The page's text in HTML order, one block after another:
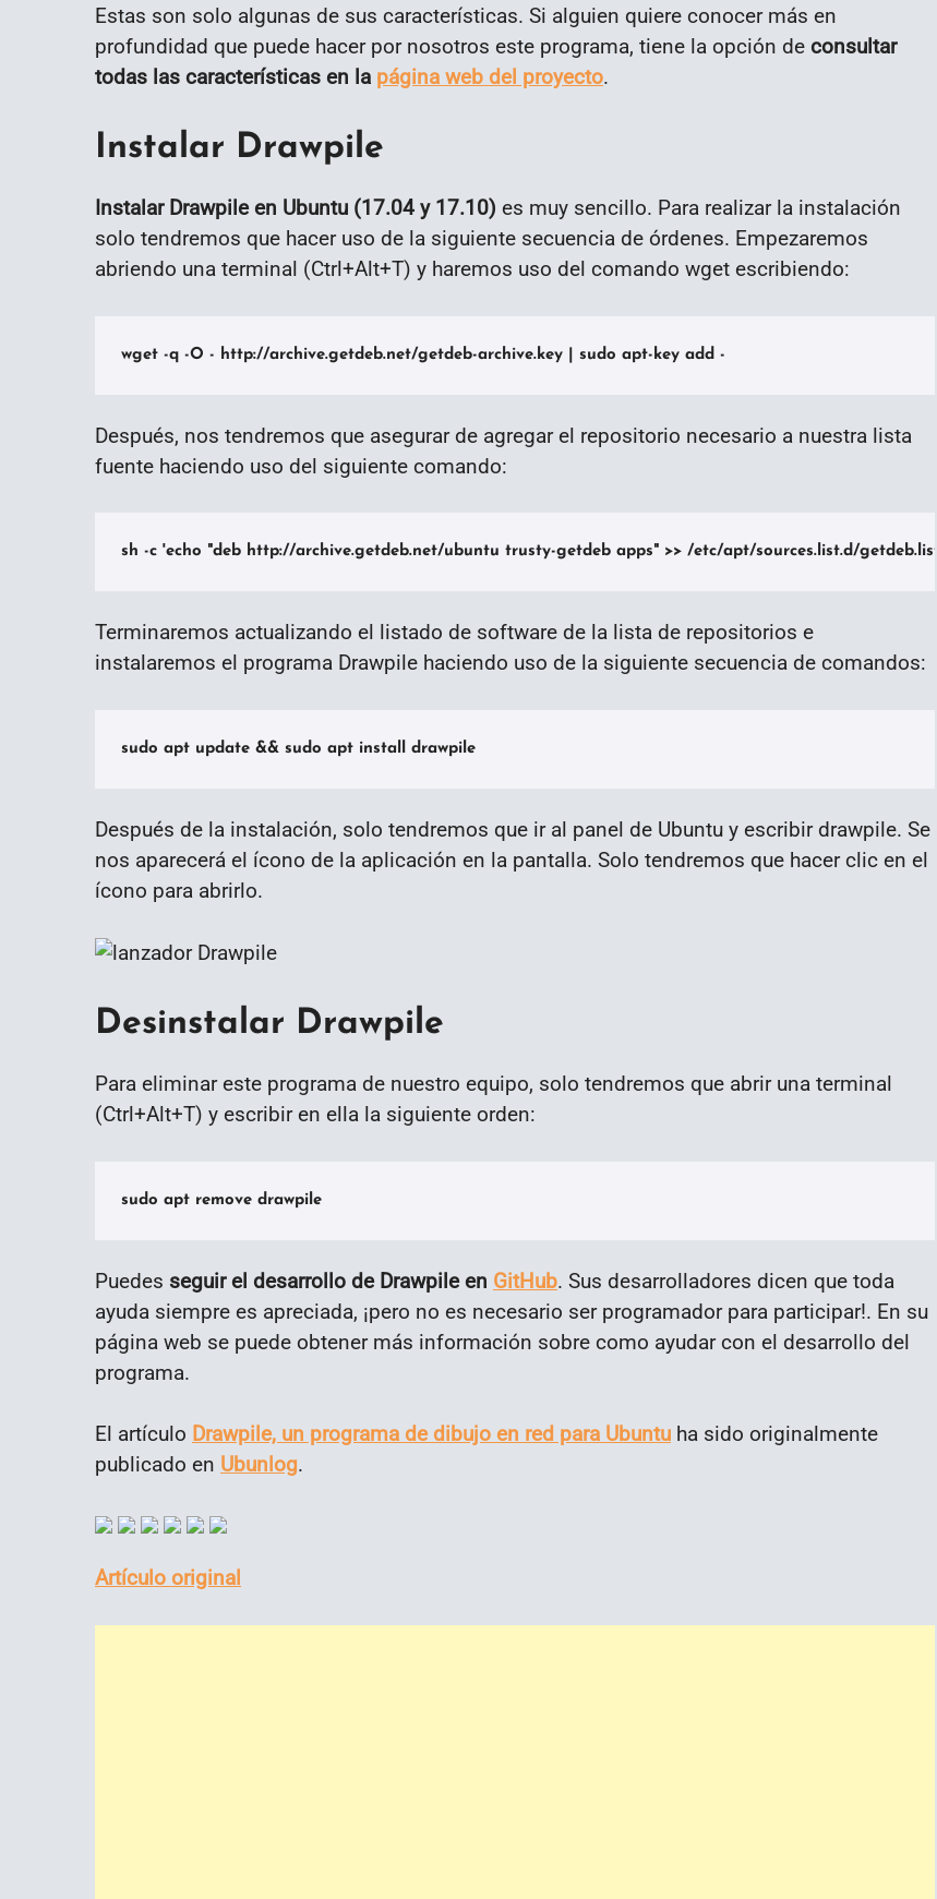
Estas son solo algunas de sus características. Si alguien quiere conocer más en
profundidad que puede hacer por nosotros este programa, tiene la opción de consultar
todas las características en la página web del proyecto.
Instalar Drawpile
Instalar Drawpile en Ubuntu (17.04 y 17.10) es muy sencillo. Para realizar la instalación
solo tendremos que hacer uso de la siguiente secuencia de órdenes. Empezaremos
abriendo una terminal (Ctrl+Alt+T) y haremos uso del comando wget escribiendo:
wget -q -O - http://archive.getdeb.net/getdeb-archive.key | sudo apt-key add -
Después, nos tendremos que asegurar de agregar el repositorio necesario a nuestra lista
fuente haciendo uso del siguiente comando:
sh -c 'echo "deb http://archive.getdeb.net/ubuntu trusty-getdeb apps" >> /etc/apt/sources.list.d/getdeb.list'
Terminaremos actualizando el listado de software de la lista de repositorios e
instalaremos el programa Drawpile haciendo uso de la siguiente secuencia de comandos:
sudo apt update && sudo apt install drawpile
Después de la instalación, solo tendremos que ir al panel de Ubuntu y escribir drawpile. Se
nos aparecerá el ícono de la aplicación en la pantalla. Solo tendremos que hacer clic en el
ícono para abrirlo.
Desinstalar Drawpile
Para eliminar este programa de nuestro equipo, solo tendremos que abrir una terminal
(Ctrl+Alt+T) y escribir en ella la siguiente orden:
sudo apt remove drawpile
Puedes seguir el desarrollo de Drawpile en GitHub. Sus desarrolladores dicen que toda
ayuda siempre es apreciada, ¡pero no es necesario ser programador para participar!. En su
página web se puede obtener más información sobre como ayudar con el desarrollo del
programa.
El artículo Drawpile, un programa de dibujo en red para Ubuntu ha sido originalmente
publicado en Ubunlog.
Artículo original